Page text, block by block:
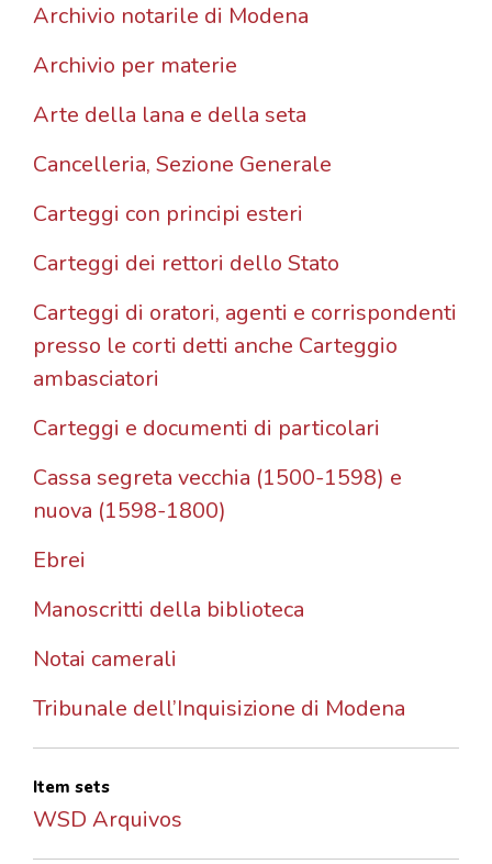
Archivio notarile di Modena
Archivio per materie
Arte della lana e della seta
Cancelleria, Sezione Generale
Carteggi con principi esteri
Carteggi dei rettori dello Stato
Carteggi di oratori, agenti e corrispondenti
presso le corti detti anche Carteggio
ambasciatori
Carteggi e documenti di particolari
Cassa segreta vecchia (1500-1598) e
nuova (1598-1800)
Ebrei
Manoscritti della biblioteca
Notai camerali
Tribunale dell’Inquisizione di Modena
Item sets
WSD Arquivos